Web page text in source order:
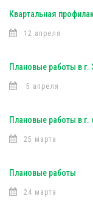
Квартальная
12 апреля
Плановые работы в г.
5 апреля
Плановые работы в
25 марта
Плановые работы
24 марта